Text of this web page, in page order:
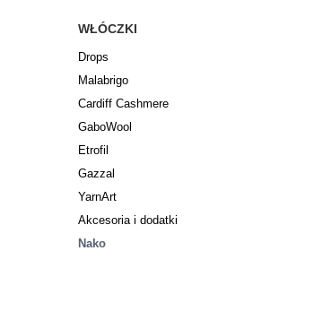
WŁÓCZKI
Drops
Malabrigo
Cardiff Cashmere
GaboWool
Etrofil
Gazzal
YarnArt
Akcesoria i dodatki
Nako